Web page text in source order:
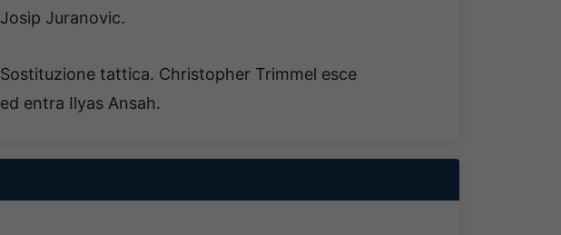
Josip Juranovic.
Sostituzione tattica. Christopher Trimmel esce
ed entra Ilyas Ansah.